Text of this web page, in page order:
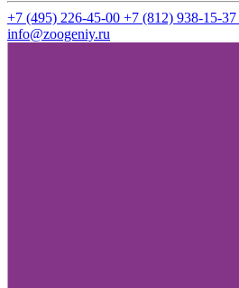
+7 (495) 226-45-00 +7 (812) 938-15-37
info@zoogeniy.ru